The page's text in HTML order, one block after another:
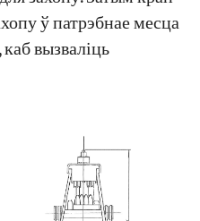
ў патрэбнае месца
вызваліць